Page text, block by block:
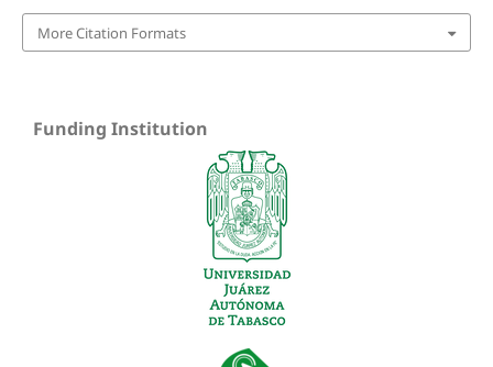
More Citation Formats
Funding Institution